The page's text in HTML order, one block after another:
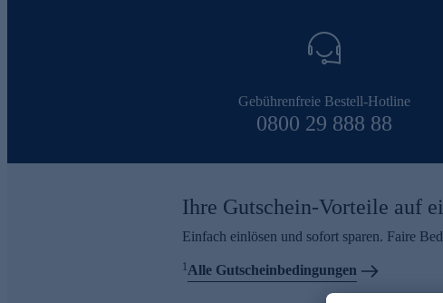
Gebührenfreie Bestell-Hotline
0800 29 888 88
Ihre Gutschein-Vorteile auf
Einfach einlösen und sofort sparen. Faire
1Alle Gutscheinbedingungen